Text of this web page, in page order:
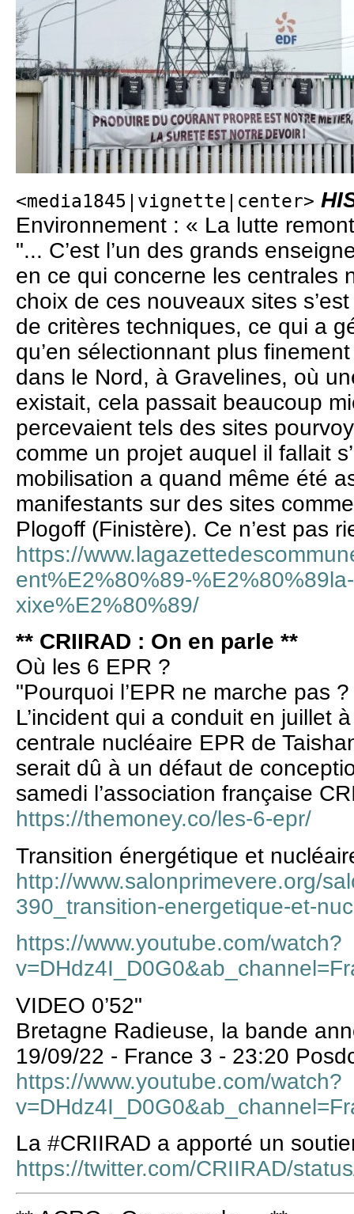
<media1845|vignette|center>
Environnement : « La lutte
"... C’est l’un des grands
en ce qui concerne les centrales
choix de ces nouveaux sites
de critères techniques, ce qui a
qu’en sélectionnant plus
dans le Nord, à ­Gravelines, où
existait, cela passait beaucoup
percevaient tels des sites
comme un projet auquel il fallait
mobilisation a quand même été
manifestants sur des sites
Plogoff (Finistère). Ce n’est pas
https://
ent%E2%80%89-
xixe%E2%80%89/
** CRIIRAD : On en parle **
Où les 6 EPR ?
"Pourquoi l’EPR ne marche pas ?
L’incident qui a conduit en juillet
centrale nucléaire EPR de
serait dû à un défaut de
samedi l’association française
https://themoney.co/les-6-epr/
Transition énergétique et
http://www.salonprimevere.org/
390_transition-energetique-et-
https://www.youtube.com/watch?
VIDEO 0’52"
Bretagne Radieuse, la bande
19/09/22 - France 3 - 23:20
https://www.youtube.com/watch?
La #CRIIRAD a apporté un
https://twitter.com/CRIIRAD/